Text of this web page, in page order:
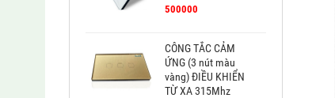
500000
CÔNG TẮC CẢM
ỨNG (3 nút màu
vàng) ĐIỀU KHIỂN
TỪ XA 315Mhz